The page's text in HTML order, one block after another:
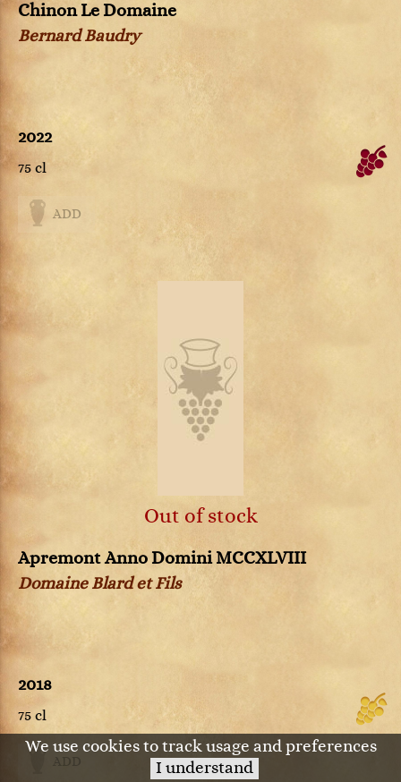
We use cookies to track usage and preferences
I understand
Chinon Le Domaine
Bernard Baudry
2022
75 cl
ADD
Out of stock
Apremont Anno Domini MCCXLVIII
Domaine Blard et Fils
2018
75 cl
ADD